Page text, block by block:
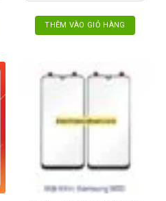
THÊM VÀO GIỎ HÀNG